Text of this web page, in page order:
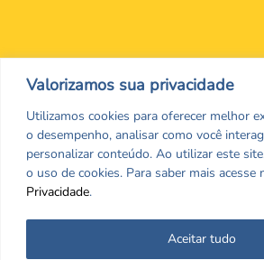
Valorizamos sua privacidade
Utilizamos cookies para oferecer melhor
o desempenho, analisar como você
personalizar conteúdo. Ao utilizar este
o uso de cookies. Para saber mais acesse
Privacidade.
Aceitar tudo